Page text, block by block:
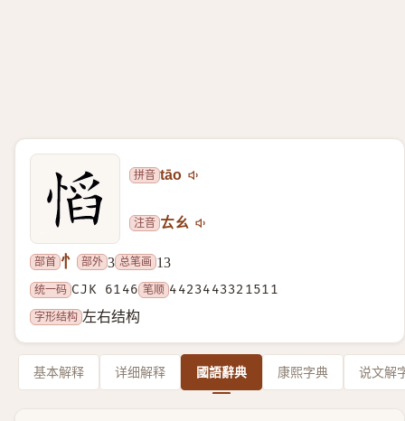
拼音 tāo
注音 ㄊㄠ
部首 忄 部外 3 总笔画 13
统一码 CJK 6146 笔顺 4423443321511
字形结构 左右结构
基本解释 详细解释 國語辭典 康熙字典 说文解